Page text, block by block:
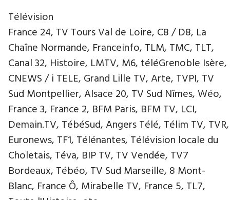
Télévision
France 24, TV Tours Val de Loire, C8 / D8, La
Chaîne Normande, Franceinfo, TLM, TMC, TLT,
Canal 32, Histoire, LMTV, M6, téléGrenoble Isère,
CNEWS / i TELE, Grand Lille TV, Arte, TVPI, TV
Sud Montpellier, Alsace 20, TV Sud Nîmes, Wéo,
France 3, France 2, BFM Paris, BFM TV, LCI,
Demain.TV, TébéSud, Angers Télé, Télim TV, TVR,
Euronews, TF1, Télénantes, Télévision locale du
Choletais, Téva, BIP TV, TV Vendée, TV7
Bordeaux, Tébéo, TV Sud Marseille, 8 Mont-
Blanc, France Ô, Mirabelle TV, France 5, TL7,